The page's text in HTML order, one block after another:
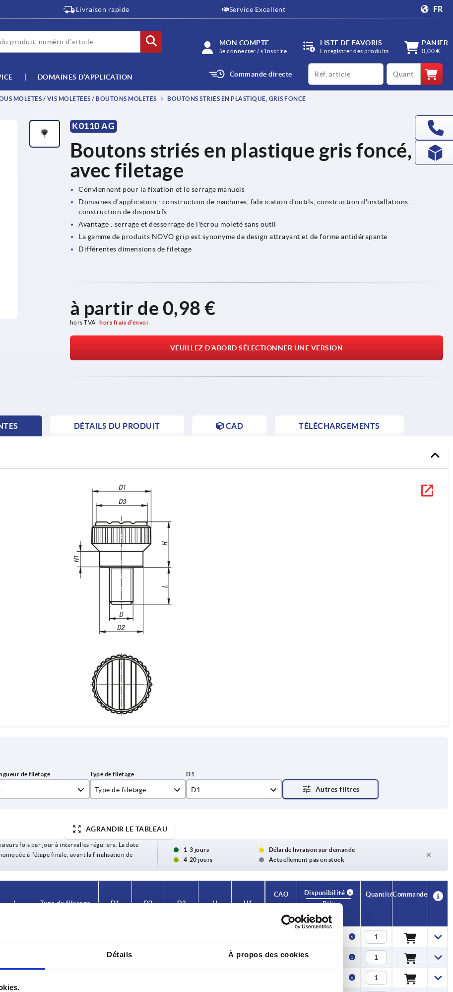
Détails À propos des cookies
Livraison rapide Service Excellent FR
MON COMPTE
Se connecter / s’inscrire
LISTE DE FAVORIS
Enregistrer des produits
PANIER
0,00 €
DOMAINES D’APPLICATION Commande directe
productCode qty
MOLETÉS / VIS MOLETÉES / BOUTONS MOLETÉS
BOUTONS STRIÉS EN PLASTIQUE, GRIS FONCÉ
K0110 AG
Boutons striés en plastique gris foncé,
avec filetage
Conviennent pour la fixation et le serrage manuels
Domaines d'application : construction de machines, fabrication d'outils, construction d'installations,
construction de dispositifs
Avantage : serrage et desserrage de l'écrou moleté sans outil
La gamme de produits NOVO grip est synonyme de design attrayant et de forme antidérapante
Différentes dimensions de filetage
à partir de 0,98 €
hors TVA hors frais d’envoi
VEUILLEZ D’ABORD SÉLECTIONNER UNE VERSION
DÉTAILS DU PRODUIT CAD TÉLÉCHARGEMENTS
Type de filetage D1
AGRANDIR LE TABLEAU
fois par jour à intervalles réguliers. La date
à l’étape finale, avant la finalisation de
1-3 jours
Délai de livraison sur demande
4-20 jours
Actuellement pas en stock
L Type de filetage D1 D2 D3 H H1
CAO
Disponibilité
Prix
QuantitéCommander
1,49 €
15 4,3 1,07 €
1,07 €